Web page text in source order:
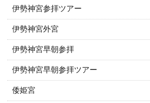
伊勢神宮参拝ツアー
伊勢神宮外宮
伊勢神宮早朝参拝
伊勢神宮早朝参拝ツアー
倭姫宮